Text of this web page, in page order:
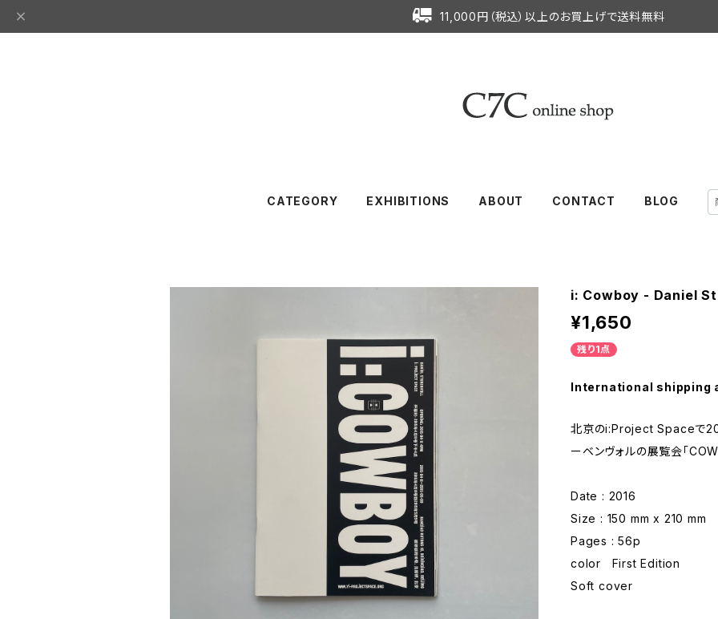
11,000円（税込）以上のお買上げで送料無料
CATEGORY EXHIBITIONS ABOUT CONTACT BLOG
i: Cowboy - Daniel
¥1,650
残り1点
International shipping
北京のi:Project Spaceで
ーベンヴォルの展覧会「
Date : 2016
Size : 150 mm x 210 mm
Pages : 56p
color First Edition
Soft cover